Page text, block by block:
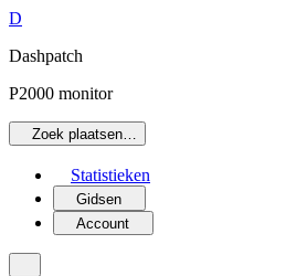
D
Dashpatch
P2000 monitor
Zoek plaatsen…
Statistieken
Gidsen
Account